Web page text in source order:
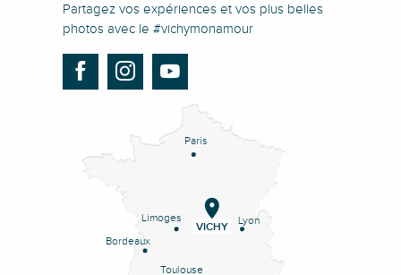
Partagez vos expériences et vos plus belles
photos avec le #vichymonamour
Paris
Lyon
Limoges
Bordeaux
Toulouse
VICHY